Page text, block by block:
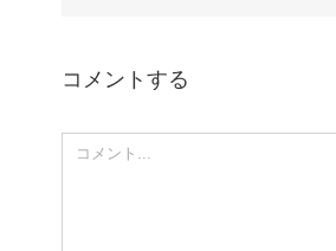
コメントする
Comment